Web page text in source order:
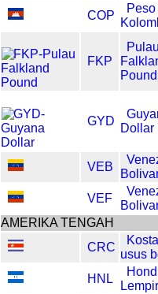
COP
Peso
FKP
Pound
GYD
Dollar
VEB
VEF
AMERIKA TENGAH
CRC
usus
HNL